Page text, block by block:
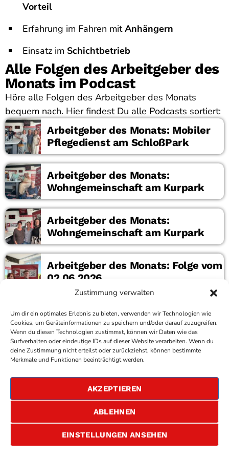
Zustimmung verwalten
Um dir ein optimales Erlebnis zu bieten, verwenden wir Technologien wie
Cookies, um Geräteinformationen zu speichern und/oder darauf zuzugreifen.
Wenn du diesen Technologien zustimmst, können wir Daten wie das
Surfverhalten oder eindeutige IDs auf dieser Website verarbeiten. Wenn du
deine Zustimmung nicht erteilst oder zurückziehst, können bestimmte
Merkmale und Funktionen beeinträchtigt werden.
AKZEPTIEREN
ABLEHNEN
EINSTELLUNGEN ANSEHEN
Vorteil
Erfahrung im Fahren mitAnhängern
Einsatz im Schichtbetrieb
Alle Folgen des Arbeitgeber des
Monats im Podcast
Höre alle Folgen des Arbeitgeber des Monats
bequem nach. Hier findest Du alle Podcasts sortiert:
Arbeitgeber des Monats: Mobiler
Pflegedienst am SchloßPark
Arbeitgeber des Monats:
Wohngemeinschaft am Kurpark
Arbeitgeber des Monats:
Wohngemeinschaft am Kurpark
Arbeitgeber des Monats: Folge vom
02.06.2026
Ähnliche Artikel
COPYRIGHTANTENNE BAD KREUZNACH
DATENSCHUTZERKLÄRUNG
ALLGEMEINE GESCHÄFTSBEDINGUNGEN
GEWINNSPIELBEDINGUNGEN